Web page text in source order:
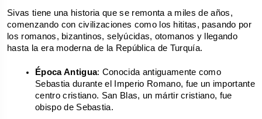
Sivas tiene una historia que se remonta a miles de años,
comenzando con civilizaciones como los hititas, pasando por
los romanos, bizantinos, selyúcidas, otomanos y llegando
hasta la era moderna de la República de Turquía.
Época Antigua: Conocida antiguamente como
Sebastia durante el Imperio Romano, fue un importante
centro cristiano. San Blas, un mártir cristiano, fue
obispo de Sebastia.